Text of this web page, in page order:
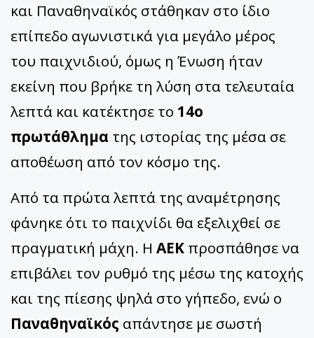
και Παναθηναϊκός στάθηκαν στο ίδιο
επίπεδο αγωνιστικά για μεγάλο μέρος
του παιχνιδιού, όμως η Ένωση ήταν
εκείνη που βρήκε τη λύση στα τελευταία
λεπτά και κατέκτησε το 14ο
πρωτάθλημα της ιστορίας της μέσα σε
αποθέωση από τον κόσμο της.
Από τα πρώτα λεπτά της αναμέτρησης
φάνηκε ότι το παιχνίδι θα εξελιχθεί σε
πραγματική μάχη. Η ΑΕΚ προσπάθησε να
επιβάλει τον ρυθμό της μέσω της κατοχής
και της πίεσης ψηλά στο γήπεδο, ενώ ο
Παναθηναϊκός απάντησε με σωστή